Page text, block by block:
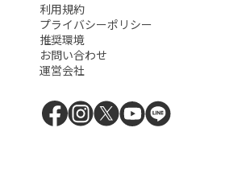
利用規約
プライバシーポリシー
推奨環境
お問い合わせ
運営会社